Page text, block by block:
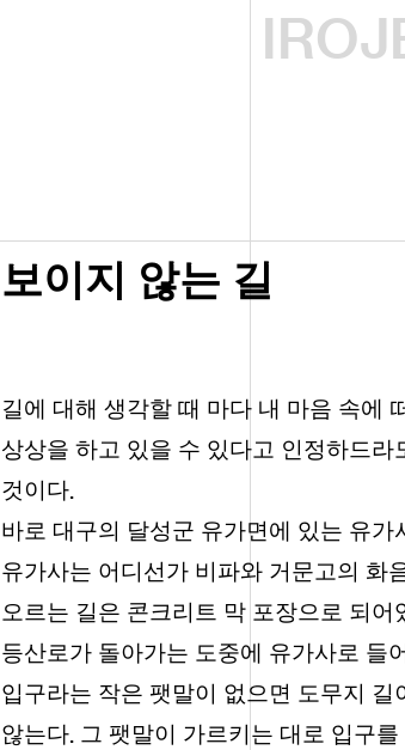
보이지 않는 길
길에 대해 생각할 때 마다 내 마음 속에
상상을 하고 있을 수 있다고 인정하드라
것이다.
바로 대구의 달성군 유가면에 있는 유
유가사는 어디선가 비파와 거문고의 화
오르는 길은 콘크리트 막 포장으로 되
등산로가 돌아가는 도중에 유가사로 들
입구라는 작은 팻말이 없으면 도무지
않는다.그 팻말이 가르키는 대로 입구